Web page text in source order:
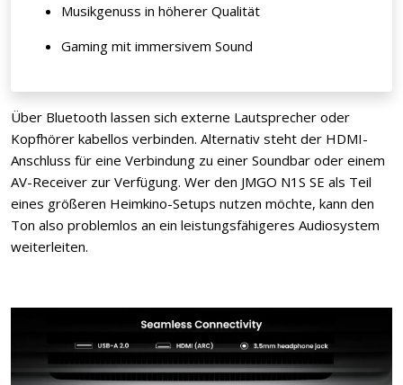
Musikgenuss in höherer Qualität
Gaming mit immersivem Sound
Über Bluetooth lassen sich externe Lautsprecher oder
Kopfhörer kabellos verbinden. Alternativ steht der HDMI-
Anschluss für eine Verbindung zu einer Soundbar oder einem
AV-Receiver zur Verfügung. Wer den JMGO N1S SE als Teil
eines größeren Heimkino-Setups nutzen möchte, kann den
Ton also problemlos an ein leistungsfähigeres Audiosystem
weiterleiten.